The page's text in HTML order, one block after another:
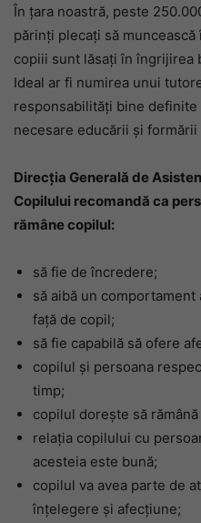
În țara noastră, peste
părinți plecați să
copiii sunt lăsați în îngrijirea
Ideal ar fi numirea unui
responsabilități bine
necesare educării și
Direcția Generală de
Copilului recomandă ca
rămâne copilul:
să fie de încredere;
să aibă un
față de copil;
să fie capabilă să ofere
copilul și persoana
timp;
copilul dorește să
relația copilului cu
acesteia este bună;
copilul va avea parte de
înțelegere și afecțiune;